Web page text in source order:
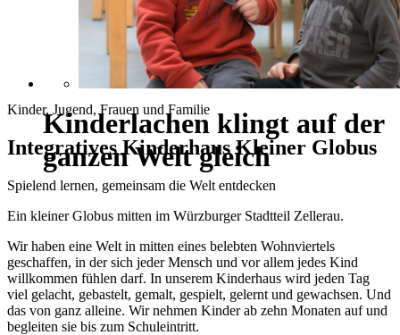
Kinderlachen klingt auf der
ganzen Welt gleich
Kinder, Jugend, Frauen und Familie
Integratives Kinderhaus Kleiner Globus
Spielend lernen, gemeinsam die Welt entdecken
Ein kleiner Globus mitten im Würzburger Stadtteil Zellerau.
Wir haben eine Welt in mitten eines belebten Wohnviertels
geschaffen, in der sich jeder Mensch und vor allem jedes Kind
willkommen fühlen darf. In unserem Kinderhaus wird jeden Tag
viel gelacht, gebastelt, gemalt, gespielt, gelernt und gewachsen. Und
das von ganz alleine. Wir nehmen Kinder ab zehn Monaten auf und
begleiten sie bis zum Schuleintritt.